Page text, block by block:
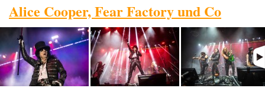
Alice Cooper, Fear Factory und Co